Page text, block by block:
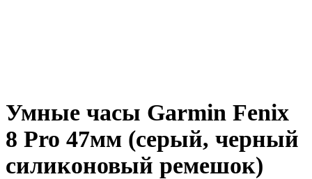
Умные часы Garmin Fenix
8 Pro 47мм (серый, черный
силиконовый ремешок)